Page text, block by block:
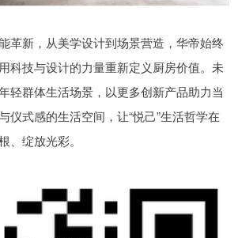
新，从美学设计到场景营造，华帝始终
科技与设计的力量重新定义厨房价值。未
轻群体生活场景，以更多创新产品助力当
仪式感的生活空间，让“悦己”生活哲学在
、绽放光彩。